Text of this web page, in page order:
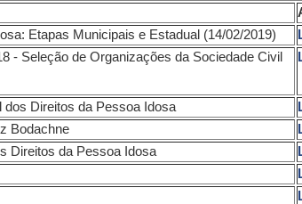
Etapas Municipais e Estadual (14/02/2019)
- Seleção de Organizações da Sociedade Civil
Direitos da Pessoa Idosa
Bodachne
Direitos da Pessoa Idosa